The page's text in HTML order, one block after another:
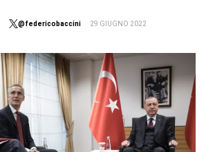
@federicobaccini 29 GIUGNO 2022